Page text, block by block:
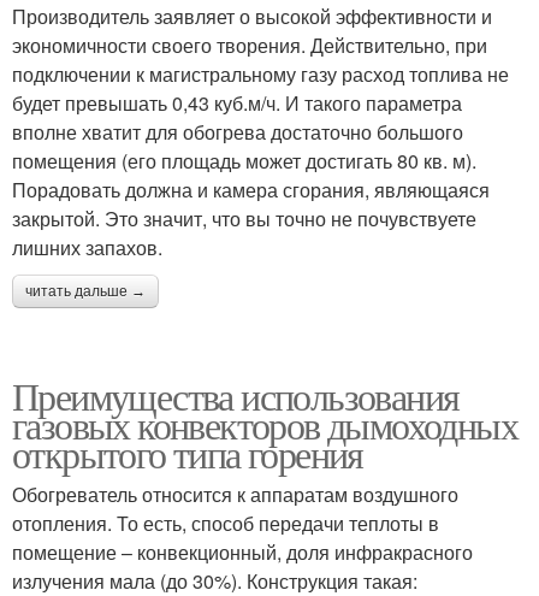
Производитель заявляет о высокой эффективности и
экономичности своего творения. Действительно, при
подключении к магистральному газу расход топлива не
будет превышать 0,43 куб.м/ч. И такого параметра
вполне хватит для обогрева достаточно большого
помещения (его площадь может достигать 80 кв. м).
Порадовать должна и камера сгорания, являющаяся
закрытой. Это значит, что вы точно не почувствуете
лишних запахов.
читать дальше →
Преимущества использования
газовых конвекторов дымоходных
открытого типа горения
Обогреватель относится к аппаратам воздушного
отопления. То есть, способ передачи теплоты в
помещение – конвекционный, доля инфракрасного
излучения мала (до 30%). Конструкция такая: